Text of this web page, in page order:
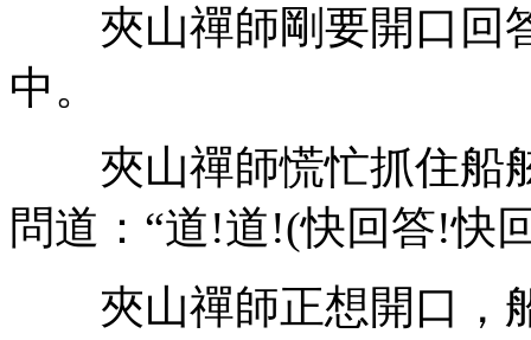
夾山禪師剛要開口回
中。
夾山禪師慌忙抓住船
問道：“道!道!(快回答!快
夾山禪師正想開口，